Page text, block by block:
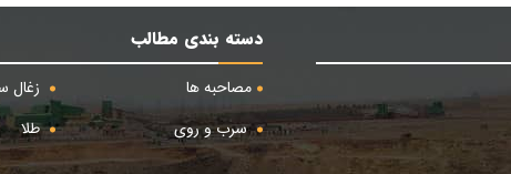
دسته بندی مطالب
مصاحبه ها
زغال
سرب و روی
طلا